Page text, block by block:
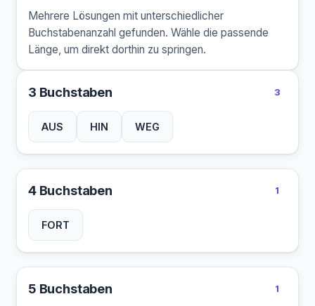
Mehrere Lösungen mit unterschiedlicher
Buchstabenanzahl gefunden. Wähle die passende
Länge, um direkt dorthin zu springen.
3 Buchstaben 3
AUS HIN WEG
4 Buchstaben 1
FORT
5 Buchstaben 1